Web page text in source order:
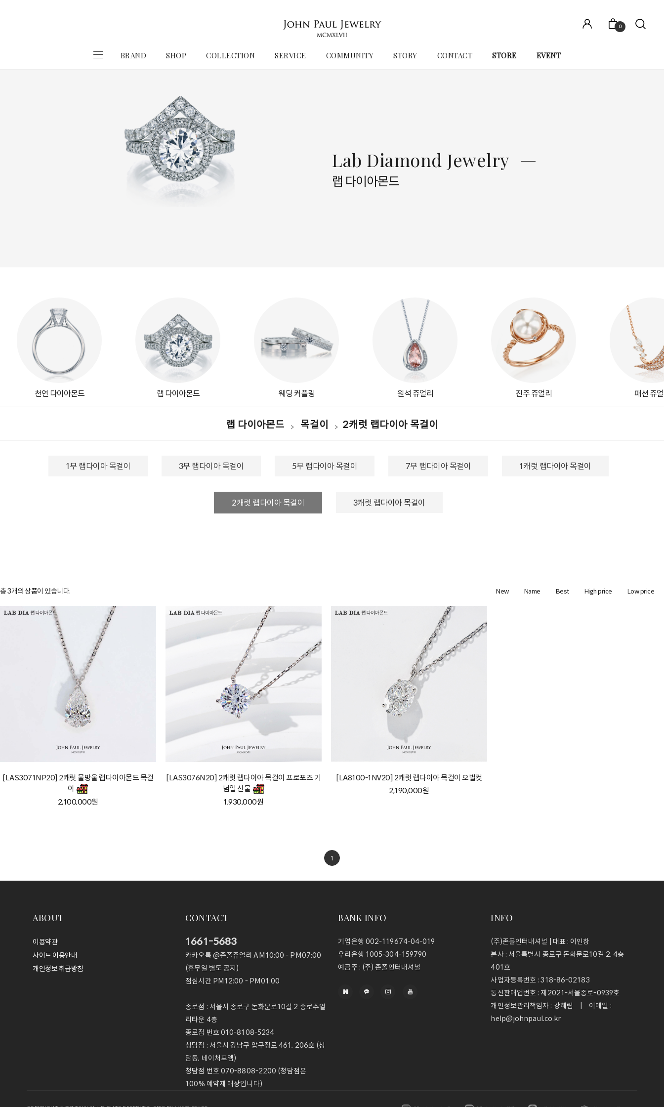
0
BRAND SHOP COLLECTION SERVICE COMMUNITY STORY CONTACT STORE EVENT
Lab Diamond Jewelry
랩 다이아몬드
천연 다이아몬드 랩 다이아몬드 웨딩 커플링 원석 쥬얼리 진주 쥬얼리 패션 쥬
랩 다이아몬드 > 목걸이 > 2캐럿 랩다이아 목걸이
1부 랩다이아 목걸이 3부 랩다이아 목걸이 5부 랩다이아 목걸이 7부 랩다이아 목걸이 1캐럿 랩다이아 목걸이
2캐럿 랩다이아 목걸이 3캐럿 랩다이아 목걸이
총 3개의 상품이 있습니다. New Name Best High price Low price
[LAS3071NP20] 2캐럿 물방울 랩다이아몬드 목걸
이
2,100,000원
[LAS3076N20] 2캐럿 랩다이아 목걸이 프로포즈 기
념일 선물
1,930,000원
[LA8100-1NV20] 2캐럿 랩다이아 목걸이 오벌컷
2,190,000원
1
ABOUT
이용약관
사이트 이용안내
개인정보 취급방침
CONTACT
1661-5683
카카오톡 @존폴쥬얼리 AM10:00 - PM07:00
(휴무일 별도 공지)
점심시간 PM12:00 - PM01:00
종로점 : 서울시 종로구 돈화문로10길 2 종로주얼
리타운 4층
종로점 번호 010-8108-5234
청담점 : 서울시 강남구 압구정로 461, 206호 (청
담동, 네이처포엠)
청담점 번호 070-8808-2200 (청담점은
100% 예약제 매장입니다)
BANK INFO
기업은행 002-119674-04-019
우리은행 1005-304-159790
예금주 : (주) 존폴인터내셔널
INFO
(주)존폴인터내셔널 | 대표 : 이인창
본사 : 서울특별시 종로구 돈화문로10길 2, 4층
401호
사업자등록번호 :318-86-02183
통신판매업번호 : 제2021-서울종로-0939호
개인정보관리책임자 : 강혜림 | 이메일 :
help@johnpaul.co.kr